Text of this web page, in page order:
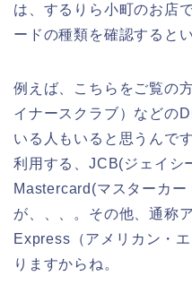
は、するりら小町のお店
ードの種類を確認すると
例えば、こちらをご覧の
イナースクラブ）などの
いる人もいると思うんで
利用する、JCB(ジェイシ
Mastercard(マスターカ
が、、、。その他、通称
Express（アメリカン・
りますからね。